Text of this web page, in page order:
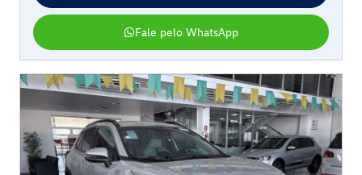
Fale pelo WhatsApp